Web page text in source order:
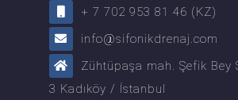
+ 7 702 953 81 46 (KZ)
info@sifonikdrenaj.com
Zühtüpaşa mah. Şefik Bey
3 Kadıköy / İstanbul